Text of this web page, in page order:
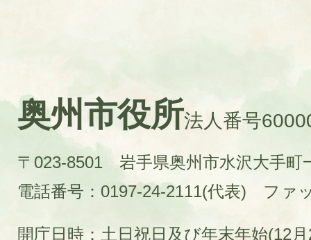
奥州市役所法人番号
〒023-8501 岩手県奥州市水沢大手町
電話番号：0197-24-2111(代表)
ファ
開庁日時：土日祝日及び年末年始(12